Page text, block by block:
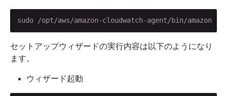
sudo /opt/aws/amazon-cloudwatch-agent/bin/amazon-
セットアップウィザードの実行内容は以下のようになり
ます。
ウィザード起動